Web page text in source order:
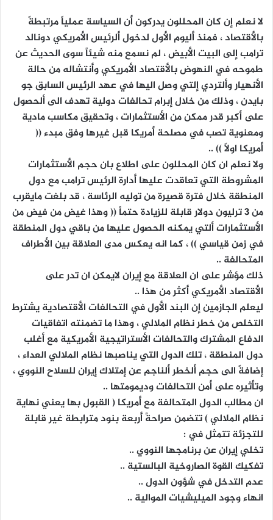
لا نعلم إن كان المحللون يدركون أن السياسة عملياً مرتبطةً
بالأقتصاد ، فمنذ أليوم الأول لدخول ألرئيس الأمريكي دونالد
ترامب إلى البيت الأبيض ، لم نسمع منه شيئاً سوى الحديث عن
طموحه في النهوض بالأقتصاد الأمريكي وأنتشاله من حالة
الأنهيار وألتردي إلتي وصل اليها في عهد الرئيس السابق جو
بايدن ، وذلك من خلال إبرام تحالفات دولية تهدف الى ألحصول
على أكبر قدر ممكن من الأستثمارات ، وتحقيق مكاسب مادية
ومعنوية تصب في مصلحة أمريكا قبل غيرها وفق مبدء ((
أمريكا اولاً )) ..
ولا نعلم ان كان المحللون على اطلاع بان حجم الأستثمارات
المشروطة التي تعاقدت عليها أدارة الرئيس ترامب مع دول
المنطقة خلال فترة قصيرة من توليه الرئاسة ، قد بلغت مايقرب
من 3 ترليون دولار قابلة للزيادة حتماً (( وهذا غيض من فيض من
الأستثمارات ألتي يمكنه الحصول عليها من باقي دول المنطقة
في زمن قياسي )) ، كما انه يعكس مدى العلاقة بين الأطراف
المتحالفة ..
ذلك مؤشر على ان العلاقة مع إيران لايمكن ان تدر على
الأقتصاد الأمريكي أكثر من هذا ..
ليعلم الجازمين إن البند الأول في التحالفات الأقتصادية يشترط
التخلص من خطر نظام الملالي ، وهذا ما تضمنته اتفاقيات
الدفاع المشترك والتحالفات الأستراتيجية الأمريكية مع أغلب
دول المنطقة ، تلك الدول التي يناصبها نظام الملالي العداء ،
إضافةً الى حجم ألخطر ألناجم عن إمتلاك إيران للسلاح النووي ،
وتأثيره على أمن التحالفات وديمومتها ..
ان مطالب الدول المتحالفة مع أمريكا ( القبول بها يعني نهاية
نظام الملالي ) تتضمن صراحةً أربعة بنود مترابطة غير قابلة
للتجزئة تتمثل في :
تخلي إيران عن برنامجها النووي ..
تفكيك القوة الصاروخية البالستية ..
عدم التدخل في شؤون الدول ..
انهاء وجود الميليشيات الموالية ..